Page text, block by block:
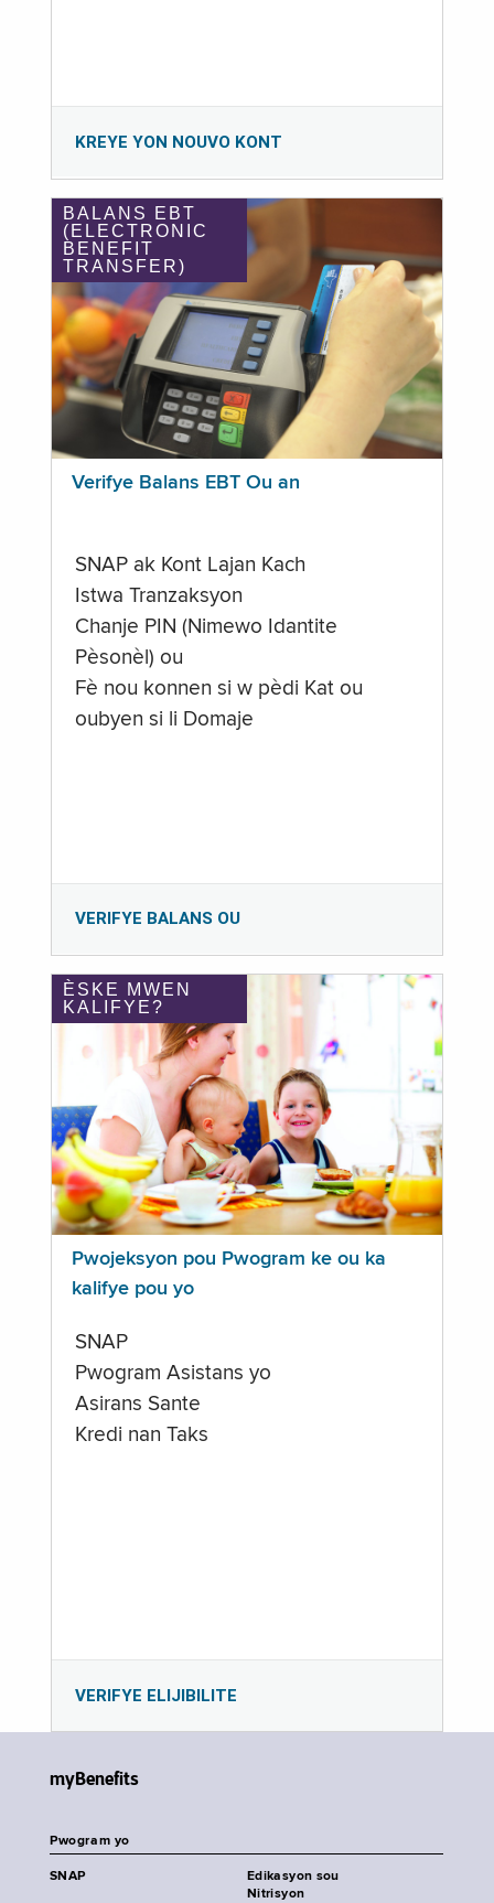
KREYE YON NOUVO KONT
BALANS EBT
(ELECTRONIC
BENEFIT
TRANSFER)
Verifye Balans EBT Ou an
SNAP ak Kont Lajan Kach
Istwa Tranzaksyon
Chanje PIN (Nimewo Idantite
Pèsonèl) ou
Fè nou konnen si w pèdi Kat ou
oubyen si li Domaje
VERIFYE BALANS OU
ÈSKE MWEN
KALIFYE?
Pwojeksyon pou Pwogram ke ou ka
kalifye pou yo
SNAP
Pwogram Asistans yo
Asirans Sante
Kredi nan Taks
VERIFYE ELIJIBILITE
myBenefits
Pwogram yo
SNAP
Edikasyon sou
Nitrisyon